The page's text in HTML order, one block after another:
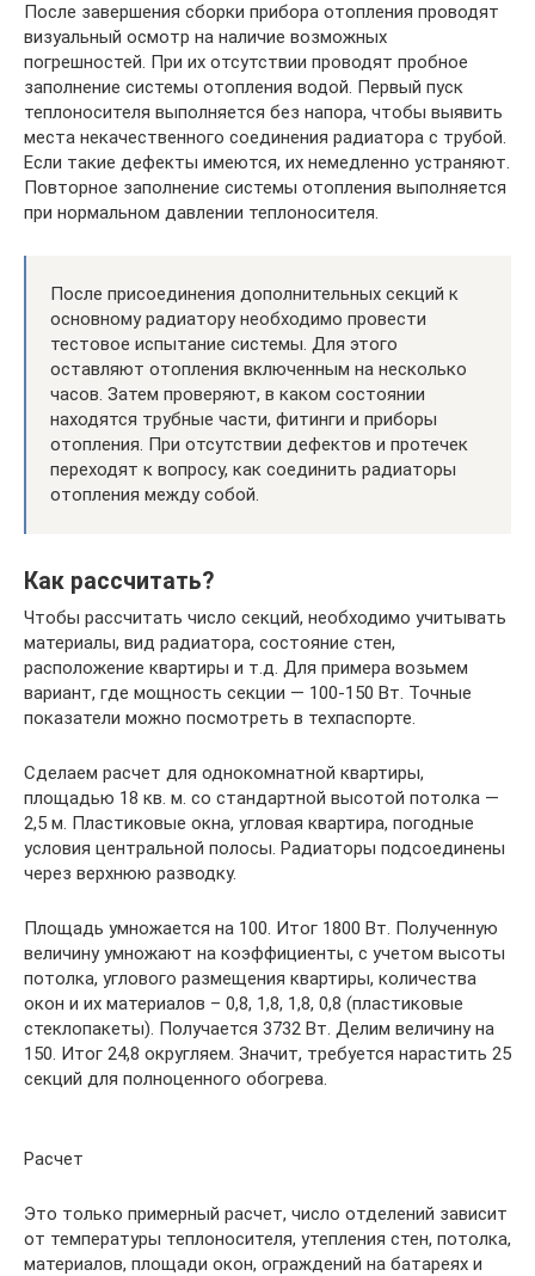
После завершения сборки прибора отопления проводят
визуальный осмотр на наличие возможных
погрешностей. При их отсутствии проводят пробное
заполнение системы отопления водой. Первый пуск
теплоносителя выполняется без напора, чтобы выявить
места некачественного соединения радиатора с трубой.
Если такие дефекты имеются, их немедленно устраняют.
Повторное заполнение системы отопления выполняется
при нормальном давлении теплоносителя.
После присоединения дополнительных секций к
основному радиатору необходимо провести
тестовое испытание системы. Для этого
оставляют отопления включенным на несколько
часов. Затем проверяют, в каком состоянии
находятся трубные части, фитинги и приборы
отопления. При отсутствии дефектов и протечек
переходят к вопросу, как соединить радиаторы
отопления между собой.
Как рассчитать?
Чтобы рассчитать число секций, необходимо учитывать
материалы, вид радиатора, состояние стен,
расположение квартиры и т.д. Для примера возьмем
вариант, где мощность секции — 100-150 Вт. Точные
показатели можно посмотреть в техпаспорте.
Сделаем расчет для однокомнатной квартиры,
площадью 18 кв. м. со стандартной высотой потолка —
2,5 м. Пластиковые окна, угловая квартира, погодные
условия центральной полосы. Радиаторы подсоединены
через верхнюю разводку.
Площадь умножается на 100. Итог 1800 Вт. Полученную
величину умножают на коэффициенты, с учетом высоты
потолка, углового размещения квартиры, количества
окон и их материалов – 0,8, 1,8, 1,8, 0,8 (пластиковые
стеклопакеты). Получается 3732 Вт. Делим величину на
150. Итог 24,8 округляем. Значит, требуется нарастить 25
секций для полноценного обогрева.
Расчет
Это только примерный расчет, число отделений зависит
от температуры теплоносителя, утепления стен, потолка,
материалов, площади окон, ограждений на батареях и